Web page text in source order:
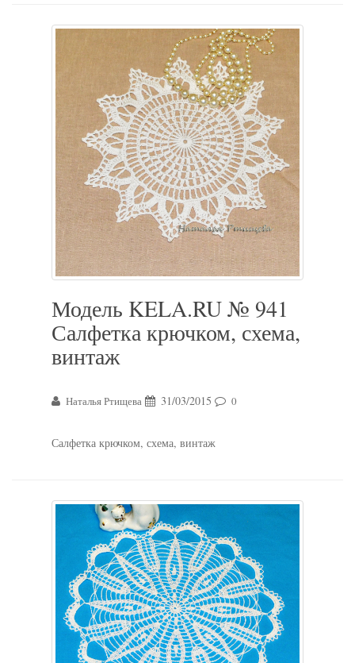
Модель KELA.RU № 941
Салфетка крючком, схема,
винтаж
Наталья Ртищева 31/03/2015 0
Салфетка крючком, схема, винтаж